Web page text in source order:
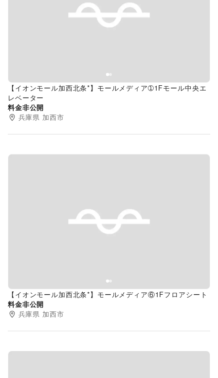
Previous slide
【イオンモール加西北条*】モールメディア➀1Fモール中央エ
レベーター
料金非公開
兵庫県 加西市
Previous slide
【イオンモール加西北条*】モールメディア⑥1Fフロアシート
料金非公開
兵庫県 加西市